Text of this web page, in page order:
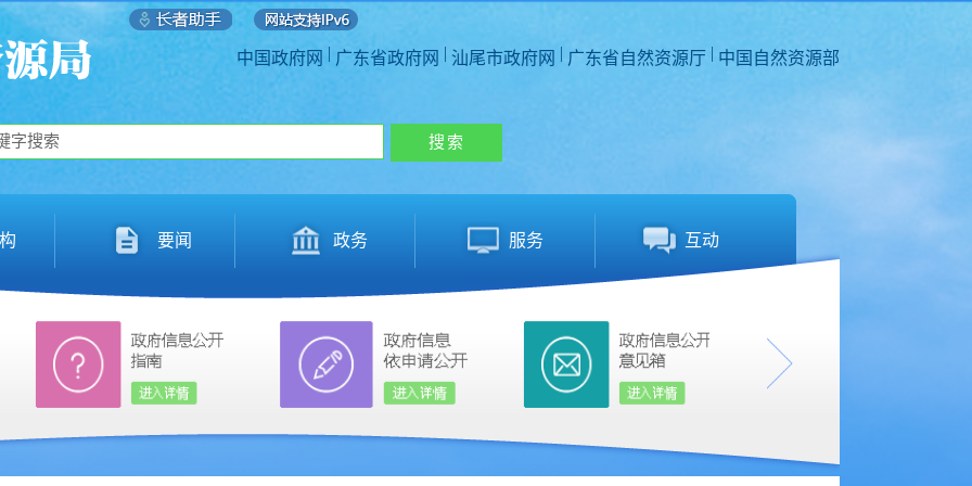
中国政府网 | 广东省政府网 | 汕尾市政府网 | 广东省自然资源厅 | 中国自然资源部
要闻 政务 服务 互动